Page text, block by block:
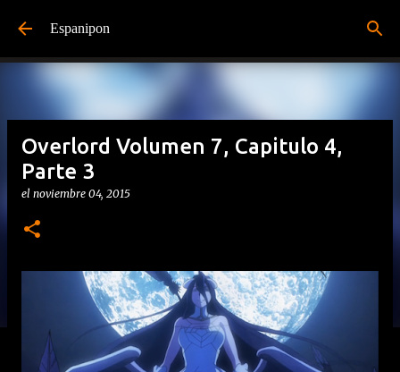
Espanipon
Overlord Volumen 7, Capitulo 4,
Parte 3
el noviembre 04, 2015